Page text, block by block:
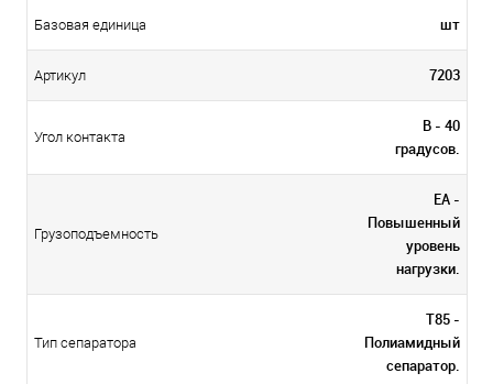
Базовая единица шт
Артикул 7203
Угол контакта
B - 40
градусов.
Грузоподъемность
EA -
Повышенный
уровень
нагрузки.
Тип сепаратора
T85 -
Полиамидный
сепаратор.